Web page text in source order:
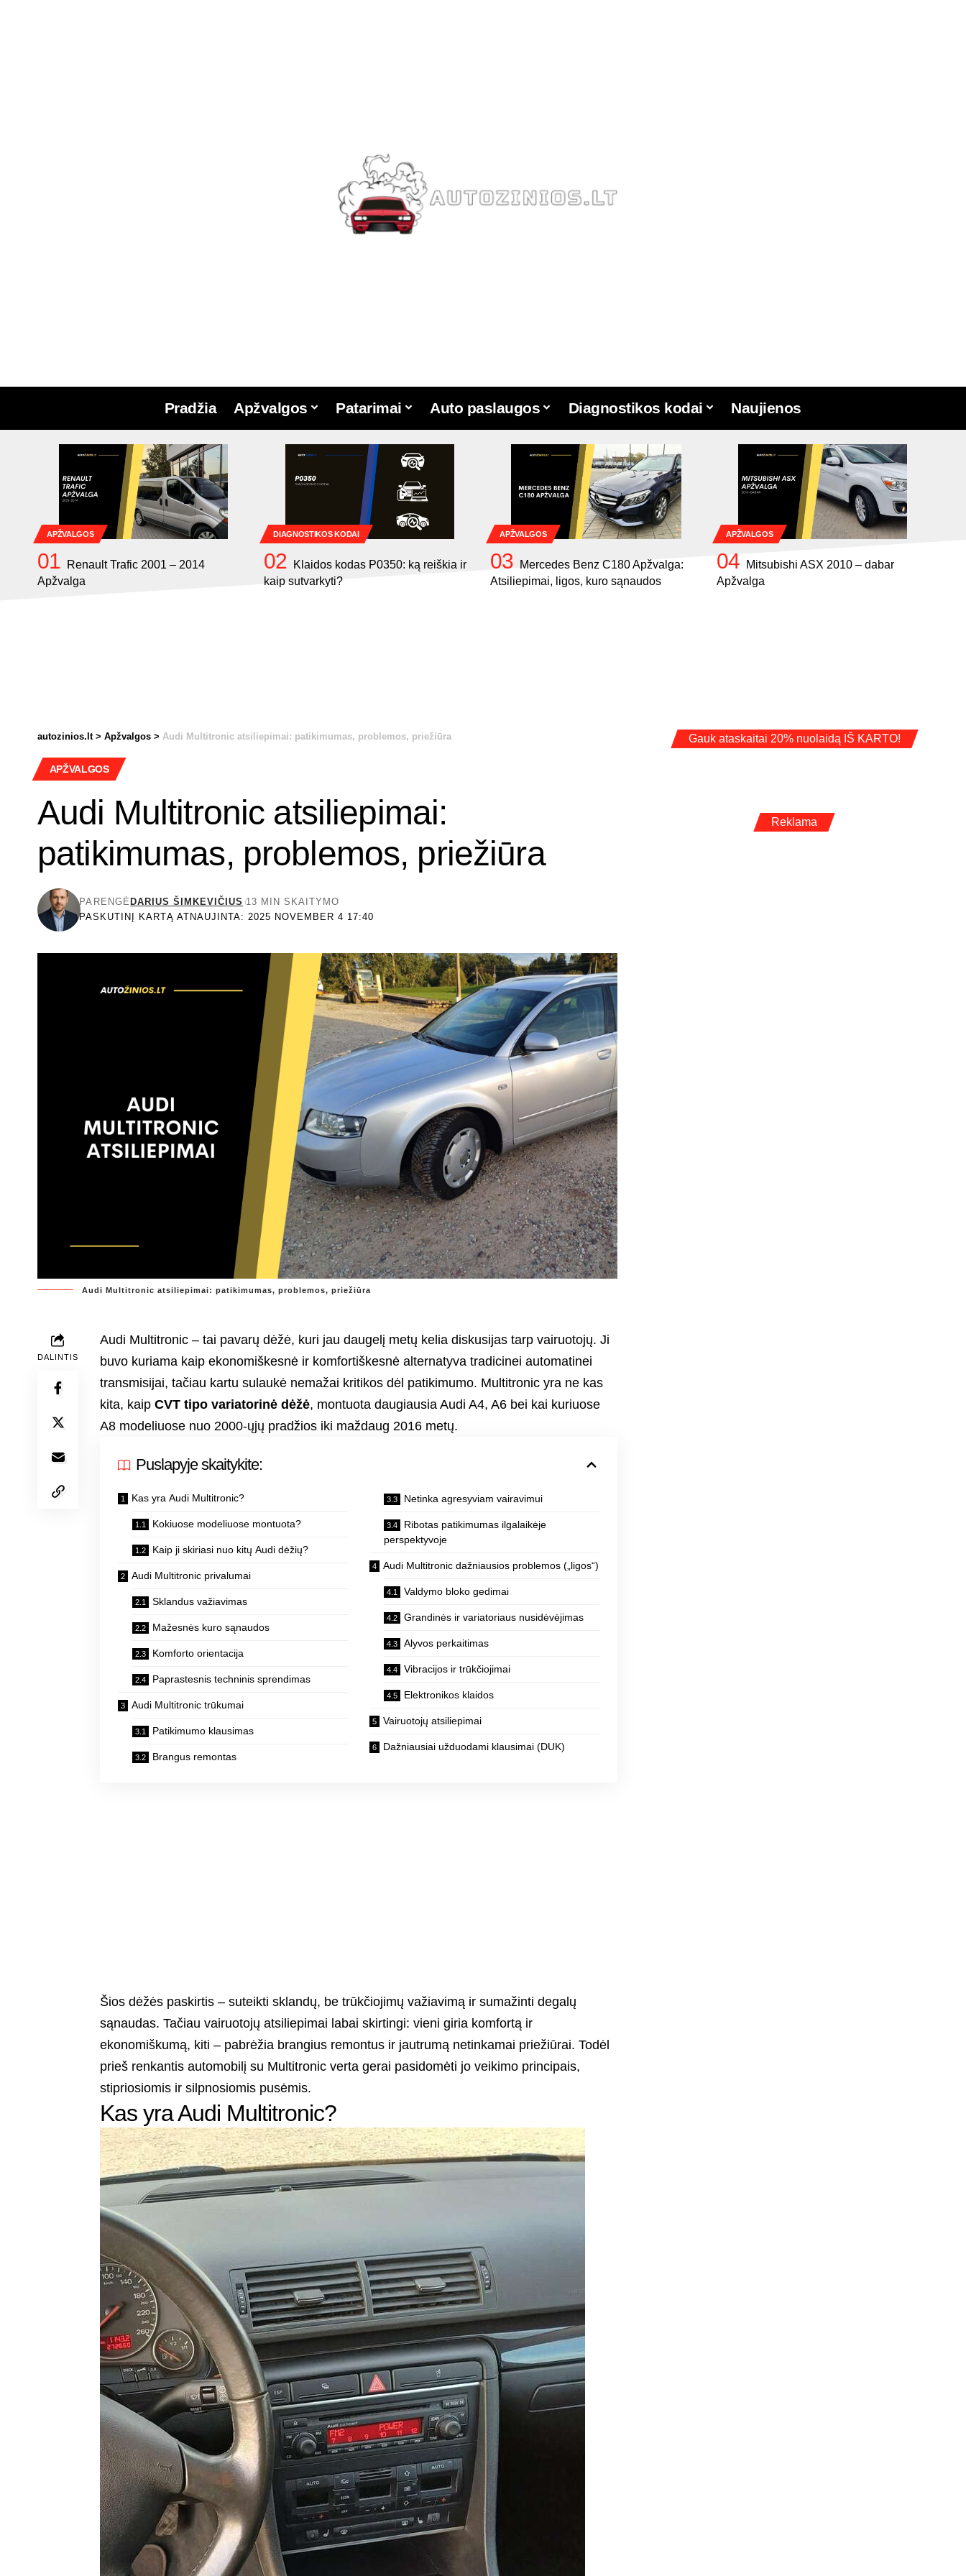
Pradžia Apžvalgos Patarimai Auto paslaugos Diagnostikos kodai Naujienos
APŽVALGOS
Renault Trafic 2001 – 2014
Apžvalga
DIAGNOSTIKOS KODAI
Klaidos kodas P0350: ką reiškia ir
kaip sutvarkyti?
APŽVALGOS
Mercedes Benz C180 Apžvalga:
Atsiliepimai, ligos, kuro sąnaudos
APŽVALGOS
Mitsubishi ASX 2010 – dabar
Apžvalga
autozinios.lt> Apžvalgos > Audi Multitronic atsiliepimai: patikimumas, problemos, priežiūra
APŽVALGOS
Audi Multitronic atsiliepimai:
patikimumas, problemos, priežiūra
PASKUTINĮ KARTĄ ATNAUJINTA: 2025 NOVEMBER 4 17:40
PARENGĖ DARIUS ŠIMKEVIČIUS 13 MIN SKAITYMO
Audi Multitronic atsiliepimai: patikimumas, problemos, priežiūra
DALINTIS
Audi Multitronic – tai pavarų dėžė, kuri jau daugelį metų kelia diskusijas tarp vairuotojų. Ji
buvo kuriama kaip ekonomiškesnė ir komfortiškesnė alternatyva tradicinei automatinei
transmisijai, tačiau kartu sulaukė nemažai kritikos dėl patikimumo. Multitronic yra ne kas
kita, kaipCVT tipo variatorinė dėžė, montuota daugiausia Audi A4, A6 bei kai kuriuose
A8 modeliuose nuo 2000-ųjų pradžios iki maždaug 2016 metų.
Puslapyje skaitykite:
Kas yra Audi Multitronic?
Kokiuose modeliuose montuota?
Kaip ji skiriasi nuo kitų Audi dėžių?
Audi Multitronic privalumai
Sklandus važiavimas
Mažesnės kuro sąnaudos
Komforto orientacija
Paprastesnis techninis sprendimas
Audi Multitronic trūkumai
Patikimumo klausimas
Brangus remontas
Netinka agresyviam vairavimui
Ribotas patikimumas ilgalaikėje
perspektyvoje
Audi Multitronic dažniausios problemos („ligos“)
Valdymo bloko gedimai
Grandinės ir variatoriaus nusidėvėjimas
Alyvos perkaitimas
Vibracijos ir trūkčiojimai
Elektronikos klaidos
Vairuotojų atsiliepimai
Dažniausiai užduodami klausimai (DUK)
Šios dėžės paskirtis – suteikti sklandų, be trūkčiojimų važiavimą ir sumažinti degalų
sąnaudas. Tačiau vairuotojų atsiliepimai labai skirtingi: vieni giria komfortą ir
ekonomiškumą, kiti – pabrėžia brangius remontus ir jautrumą netinkamai priežiūrai. Todėl
prieš renkantis automobilį su Multitronic verta gerai pasidomėti jo veikimo principais,
stipriosiomis ir silpnosiomis pusėmis.
Kas yra Audi Multitronic?
Gauk ataskaitai 20% nuolaidą IŠ KARTO!
Reklama